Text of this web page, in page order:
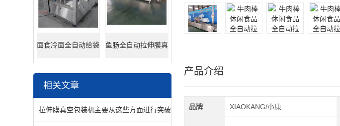
面食冷面全自动给袋 鱼肠全自动拉伸膜真
相关文章
拉伸膜真空包装机主要从这些方面进行突破
产品介绍
品牌 XIAOKANG/小康